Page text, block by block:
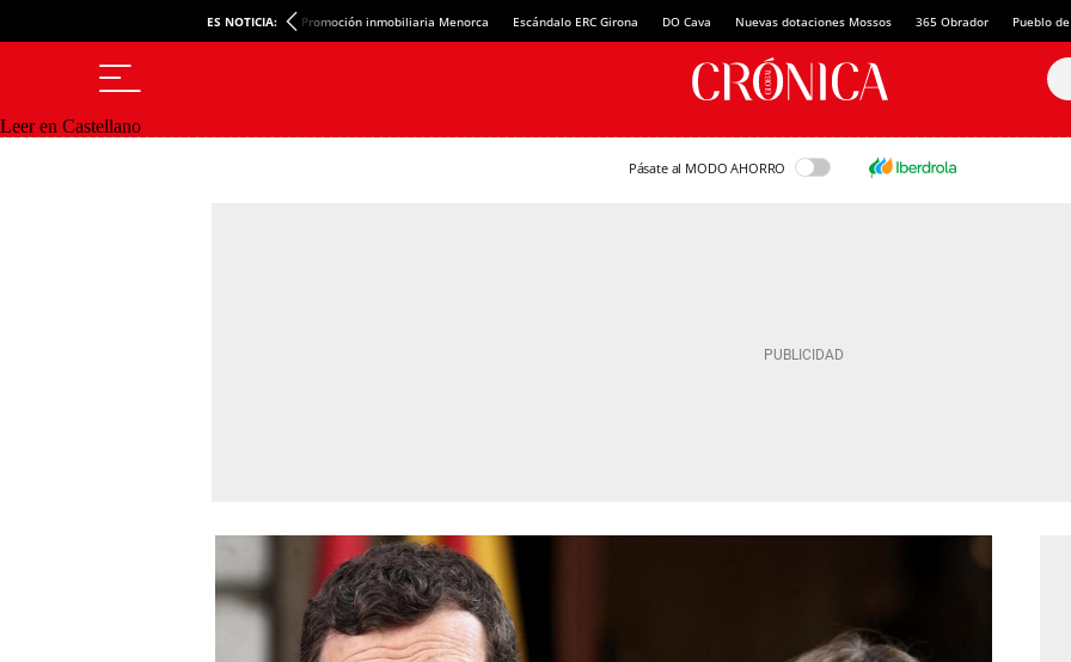
ES NOTICIA: Promoción inmobiliaria Menorca Escándalo ERC Girona DO Cava Nuevas dotaciones Mossos 365 Obrador Pueblo
Leer en Castellano
Pásate al MODO AHORRO